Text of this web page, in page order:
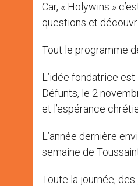
Car, « Holywins »
questions et
Tout le programme
L’idée fondatrice
Défunts, le 2
et l’espérance
L’année dernière
semaine de
Toute la journée,